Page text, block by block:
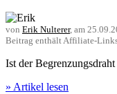
von Erik Nulterer, am
Beitrag enthält Affiliate-
Ist der
» Artikel lesen